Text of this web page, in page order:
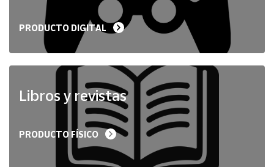
Península
Baleares
Melilla
PRODUCTO DIGITAL
Libros y revistas
PRODUCTO FÍSICO